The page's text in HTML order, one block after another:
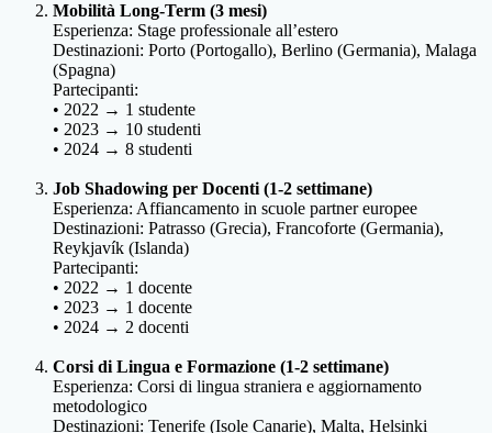
Mobilità Long-Term (3 mesi)
Esperienza: Stage professionale all’estero
Destinazioni: Porto (Portogallo), Berlino (Germania), Malaga
(Spagna)
Partecipanti:
• 2022 → 1 studente
• 2023 → 10 studenti
• 2024 → 8 studenti
Job Shadowing per Docenti (1-2 settimane)
Esperienza: Affiancamento in scuole partner europee
Destinazioni: Patrasso (Grecia), Francoforte (Germania),
Reykjavík (Islanda)
Partecipanti:
• 2022 → 1 docente
• 2023 → 1 docente
• 2024 → 2 docenti
Corsi di Lingua e Formazione (1-2 settimane)
Esperienza: Corsi di lingua straniera e aggiornamento
metodologico
Destinazioni: Tenerife (Isole Canarie), Malta, Helsinki